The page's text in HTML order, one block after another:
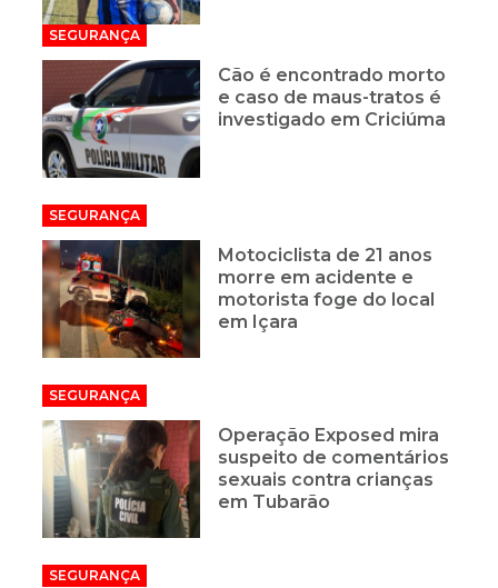
SEGURANÇA
Cão é encontrado morto
e caso de maus-tratos é
investigado em Criciúma
SEGURANÇA
Motociclista de 21 anos
morre em acidente e
motorista foge do local
em Içara
SEGURANÇA
Operação Exposed mira
suspeito de comentários
sexuais contra crianças
em Tubarão
SEGURANÇA